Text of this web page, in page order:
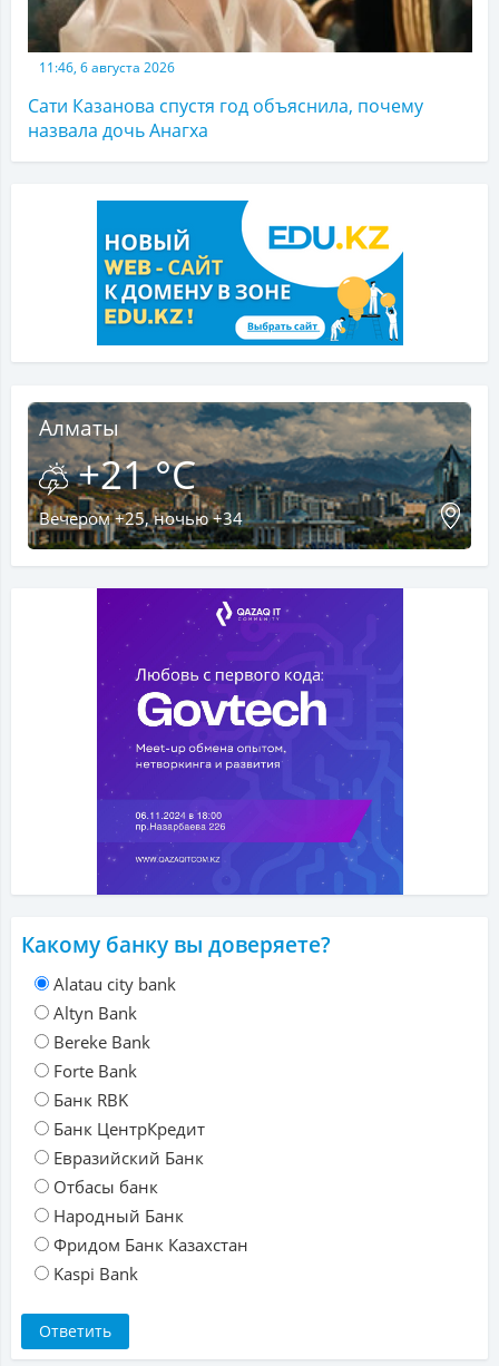
11:46, 6 августа 2026
Сати Казанова спустя год объяснила, почему
назвала дочь Анагха
Алматы
+21 °C
Вечером +25, ночью +34
Какому банку вы доверяете?
Alatau city bank
Altyn Bank
Bereke Bank
Forte Bank
Банк RBK
Банк ЦентрКредит
Евразийский Банк
Отбасы банк
Народный Банк
Фридом Банк Казахстан
Kaspi Bank